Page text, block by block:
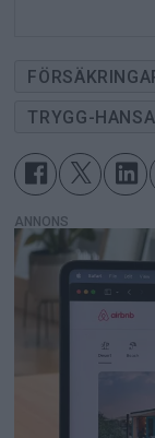
TRYGG-HANSA
ANNONS